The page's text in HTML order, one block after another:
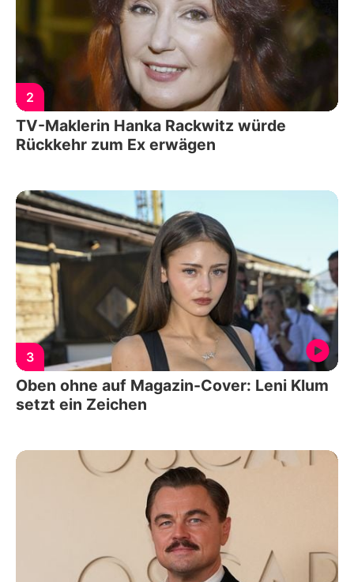
2
TV-Maklerin Hanka Rackwitz würde
Rückkehr zum Ex erwägen
3
Oben ohne auf Magazin-Cover: Leni Klum
setzt ein Zeichen